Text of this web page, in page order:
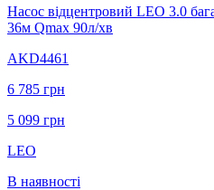
Насос відцентровий LEO 3.0
36м Qmax 90л/хв
AKD4461
6 785 грн
5 099 грн
LEO
В наявності